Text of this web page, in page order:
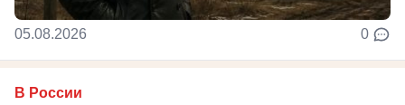
05.08.2026 0
В России